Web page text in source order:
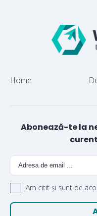
Home
Abonează-te la
Am citit și sunt de